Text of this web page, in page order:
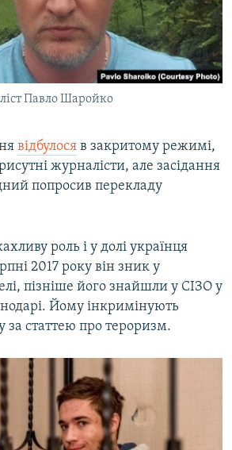
Павло Шаройко
відбулося в закритому режимі,
журналісти, але засідання
попросив перекладу
роль і у долі українця
2017 року він зник у
пізніше його знайшли у СІЗО у
Йому інкримінують
за статтею про тероризм.